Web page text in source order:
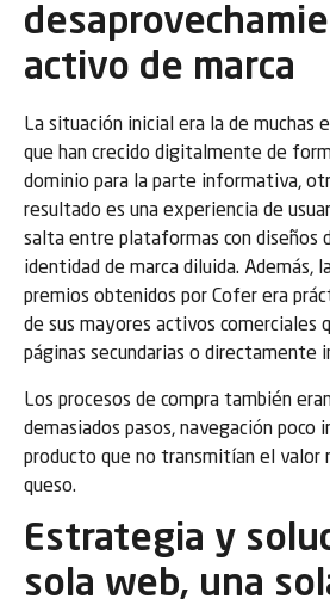
activo de marca
La situación inicial era la de muchas
que han crecido digitalmente de
dominio para la parte informativa,
resultado es una experiencia de
salta entre plataformas con diseños
identidad de marca diluida. Además,
premios obtenidos por Cofer era
de sus mayores activos comerciales
páginas secundarias o directamente
Los procesos de compra también
demasiados pasos, navegación
producto que no transmitían el valor
queso.
Estrategia y
sola web, una